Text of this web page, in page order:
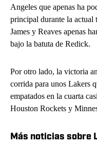
Angeles que apenas ha
principal durante la
James y Reaves apenas
bajo la batuta de Redick.
Por otro lado, la victoria
corrida para unos Lakers
empatados en la cuarta
Houston Rockets y
Más noticias sobre